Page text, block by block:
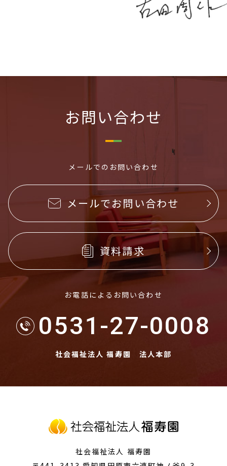
お問い合わせ
メールでのお問い合わせ
メールでお問い合わせ
資料請求
お電話によるお問い合わせ
0531-27-0008
社会福祉法人 福寿園 法人本部
社会福祉法人 福寿園